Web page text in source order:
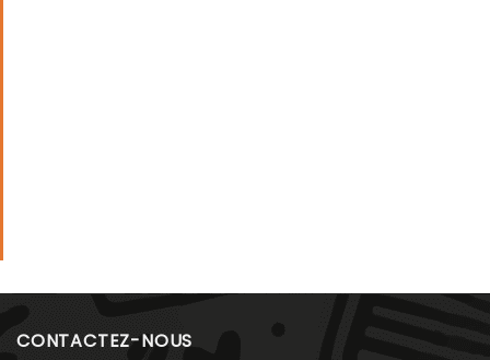
CONTACTEZ-NOUS